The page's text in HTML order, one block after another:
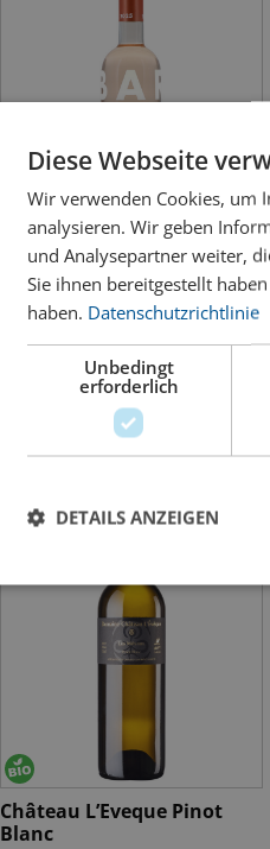
Barcelona Rosé by ¡Hola!
13.90
Château L’Eveque Pinot
Blanc
Diese Webseite
Wir verwenden Cookies, um
analysieren. Wir geben
und Analysepartner weiter,
Sie ihnen bereitgestellt
haben. Datenschutzrichtlinie
Unbedingt
erforderlich
DETAILS ANZEIGEN